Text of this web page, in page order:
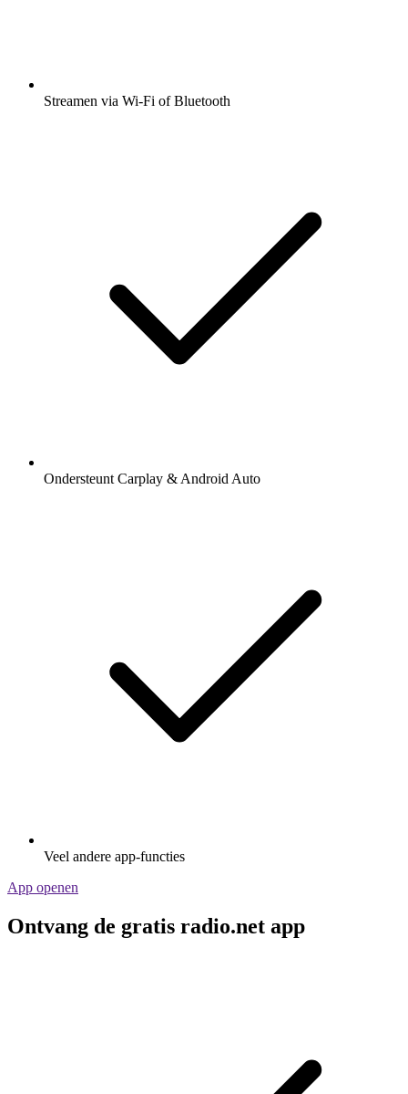
Streamen via Wi-Fi of Bluetooth
Ondersteunt Carplay & Android Auto
Veel andere app-functies
App openen
Ontvang de gratis radio.net app